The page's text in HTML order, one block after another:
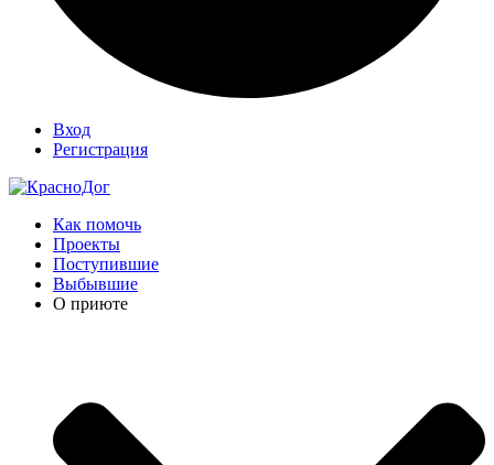
Вход
Регистрация
Как помочь
Проекты
Поступившие
Выбывшие
О приюте